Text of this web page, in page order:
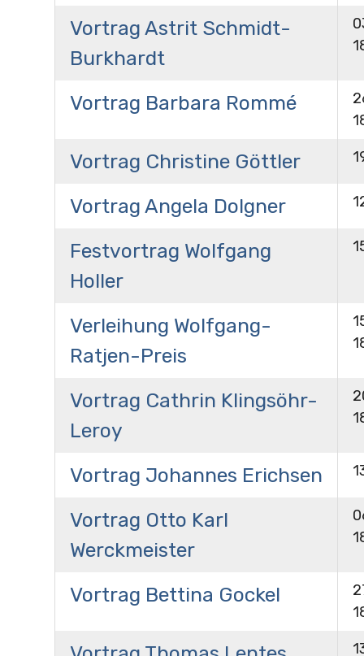
Vortrag Astrit Schmidt-
Burkhardt
Vortrag Barbara Rommé
Vortrag Christine Göttler
Vortrag Angela Dolgner
Festvortrag Wolfgang
Holler
Verleihung Wolfgang-
Ratjen-Preis
Vortrag Cathrin Klingsöhr-
Leroy
Vortrag Johannes Erichsen
Vortrag Otto Karl
Werckmeister
Vortrag Bettina Gockel